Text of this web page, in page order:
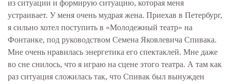
из ситуации и формирую ситуацию, которая меня
устраивает. У меня очень мудрая жена. Приехав в Петербург,
я сильно хотел поступить в «Молодежный театр» на
Фонтанке, под руководством Семена Яковлевича Спивака.
Мне очень нравилась энергетика его спектаклей. Мне даже
во сне снилось, что я играю на сцене этого театра. А там как
раз ситуация сложилась так, что Спивак был вынужден